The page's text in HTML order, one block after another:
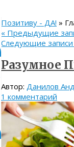
Позитиву - ДА! »
« Предыдущие
Следующие записи
Разумное
Автор: Данилов
1 комментарий